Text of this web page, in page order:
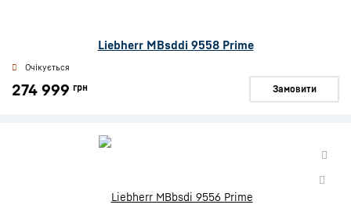
Liebherr MBsddi 9558 Prime
Очікується
274 999 грн Замовити